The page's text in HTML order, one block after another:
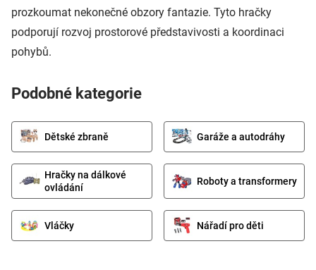
prozkoumat nekonečné obzory fantazie. Tyto hračky
podporují rozvoj prostorové představivosti a koordinaci
pohybů.
Podobné kategorie
Dětské zbraně Garáže a autodráhy
Hračky na dálkové
ovládání
Roboty a transformery
Vláčky Nářadí pro děti